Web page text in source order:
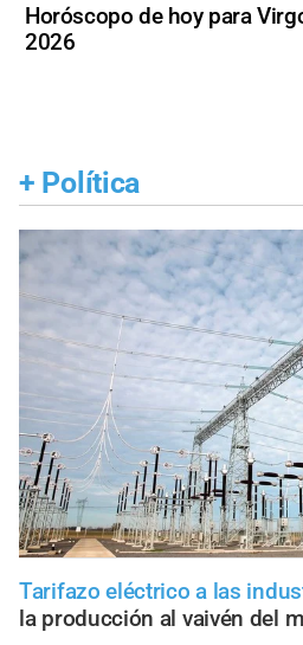
Horóscopo de hoy para
2026
+ Política
Tarifazo eléctrico a las
la producción al vaivén del